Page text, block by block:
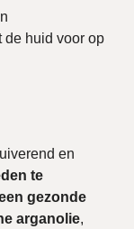
de huid voor op
en
te
gezonde
arganolie,